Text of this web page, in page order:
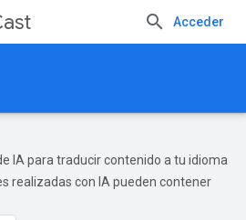
Acceder
IA para traducir contenido a tu idioma
realizadas con IA pueden contener